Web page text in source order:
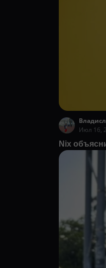
Июл 16,
Nix